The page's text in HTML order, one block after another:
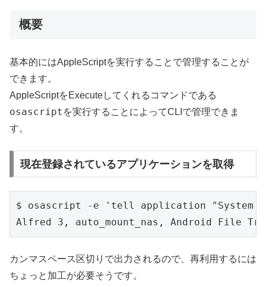
概要
基本的にはAppleScriptを実行することで管理することが
できます。
AppleScriptをExecuteしてくれるコマンドである
osascript を実行することによってCLIで管理できま
す。
現在登録されているアプリケーションを取得
$ osascript -e 'tell application "System
カンマスペース区切りで出力されるので、再利用するには
ちょっと加工が必要そうです。